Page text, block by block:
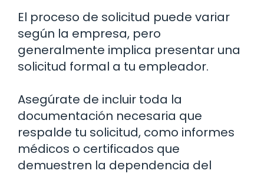
El proceso de solicitud puede variar
según la empresa, pero
generalmente implica presentar una
solicitud formal a tu empleador.
Asegúrate de incluir toda la
documentación necesaria que
respalde tu solicitud, como informes
médicos o certificados que
demuestren la dependencia del